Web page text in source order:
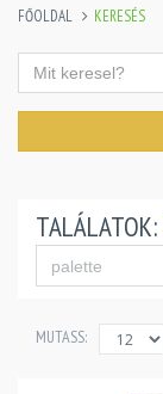
FŐOLDAL KERESÉS
TALÁLATOK:
MUTASS: